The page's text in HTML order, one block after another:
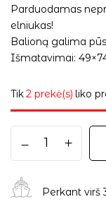
Parduodamas
elniukas!
Balioną galima
Išmatavimai:
Tik2 prekė(s) liko
Perkant